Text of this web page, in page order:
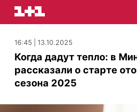
16:45 | 13.10.2025
Когда дадут тепло: в
рассказали о старте
сезона 2025